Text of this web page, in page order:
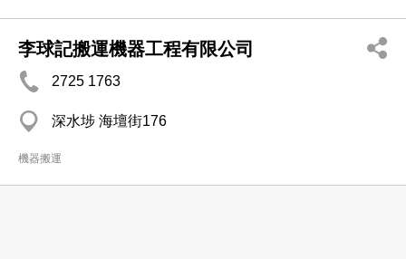
李球記搬運機器工程有限公司
2725 1763
深水埗 海壇街176
機器搬運